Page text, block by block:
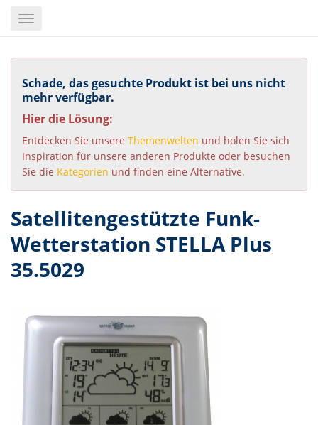
content
Toggle
Schade, das gesuchte Produkt ist bei uns nicht
mehr verfügbar.
Hier die Lösung:
Entdecken Sie unsere Themenwelten und holen Sie sich
Inspiration für unsere anderen Produkte oder besuchen
Sie die Kategorien und finden eine Alternative.
Satellitengestützte Funk-
Wetterstation STELLA Plus
35.5029